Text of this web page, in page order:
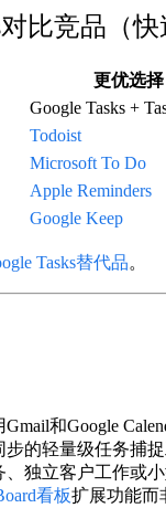
比竞品（快
更优选择
Google Tasks +
Todoist
Microsoft To Do
Apple Reminders
Google Keep
Tasks替代品。
和Google
步的轻量级任务捕
、独立客户工作或
看板扩展功能而